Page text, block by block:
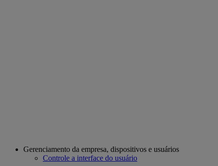
Gerenciamento da empresa, dispositivos e usuários
Controle a interface do usuário